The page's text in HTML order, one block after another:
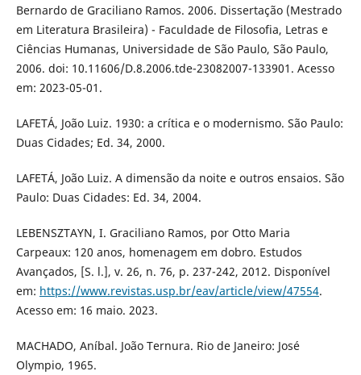
Bernardo de Graciliano Ramos. 2006. Dissertação (Mestrado
em Literatura Brasileira) - Faculdade de Filosofia, Letras e
Ciências Humanas, Universidade de São Paulo, São Paulo,
2006. doi: 10.11606/D.8.2006.tde-23082007-133901. Acesso
em: 2023-05-01.
LAFETÁ, João Luiz. 1930: a crítica e o modernismo. São Paulo:
Duas Cidades; Ed. 34, 2000.
LAFETÁ, João Luiz. A dimensão da noite e outros ensaios. São
Paulo: Duas Cidades: Ed. 34, 2004.
LEBENSZTAYN, I. Graciliano Ramos, por Otto Maria
Carpeaux: 120 anos, homenagem em dobro. Estudos
Avançados, [S. l.], v. 26, n. 76, p. 237-242, 2012. Disponível
em: https://www.revistas.usp.br/eav/article/view/47554.
Acesso em: 16 maio. 2023.
MACHADO, Aníbal. João Ternura. Rio de Janeiro: José
Olympio, 1965.